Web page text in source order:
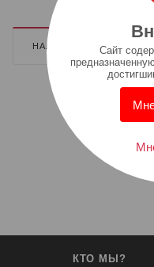
НАЛИЧИЕ
КТО МЫ?
Cайт